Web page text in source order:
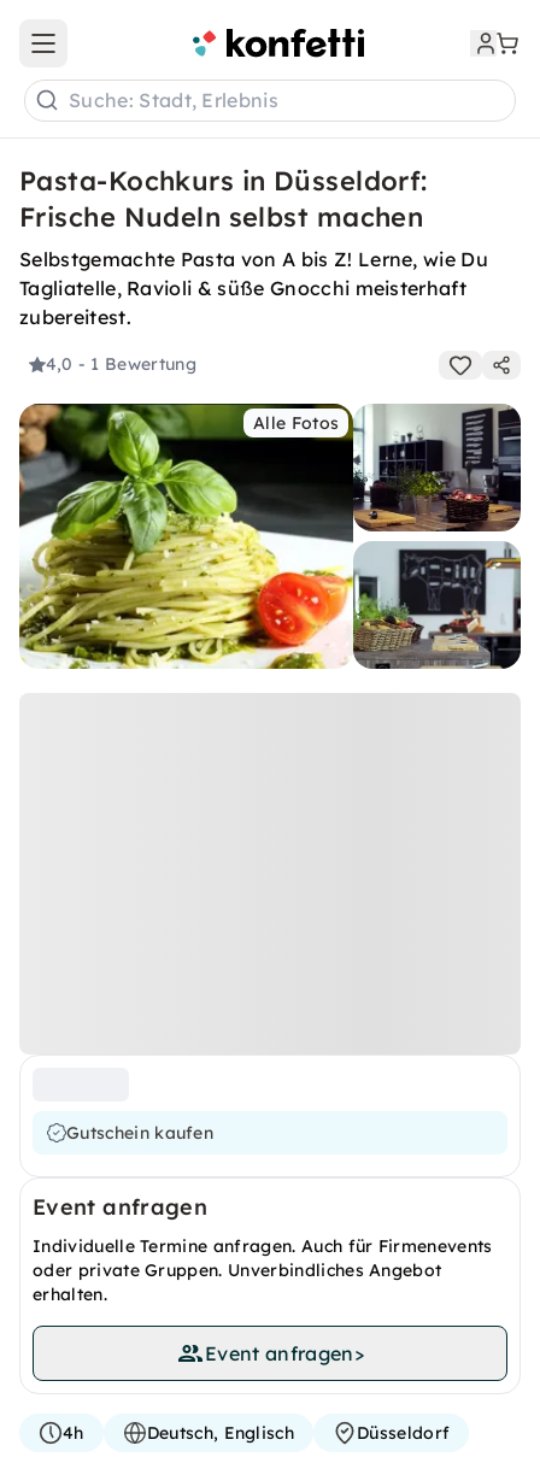
Open main menu
Suche: Stadt, Erlebnis
Pasta-Kochkurs in Düsseldorf:
Frische Nudeln selbst machen
Selbstgemachte Pasta von A bis Z! Lerne, wie Du
Tagliatelle, Ravioli & süße Gnocchi meisterhaft
zubereitest.
4,0 - 1 Bewertung
Alle Fotos
Gutschein kaufen
Event anfragen
Individuelle Termine anfragen. Auch für Firmenevents
oder private Gruppen. Unverbindliches Angebot
erhalten.
Event anfragen>
4h Deutsch, Englisch Düsseldorf